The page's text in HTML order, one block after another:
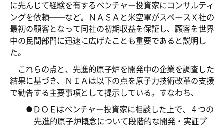
に先んじて経験を有するベンチャー投資家にコンサルティ
ングを依頼――など。ＮＡＳＡと米空軍がスペースＸ社の
最初の顧客となって同社の初期収益を保証し、顧客を世界
中の民間部門に迅速に広げたことも重要であると説明し
た。
これらの点と、先進的原子炉を開発中の企業を調査した
結果に基づき、ＮＩＡは以下の点を原子力技術改革の支援
で勧告する主要事項として提示している。すなわち、
●ＤＯＥはベンチャー投資家に相談した上で、４つの
先進的原子炉概念について段階的な開発・実証プ